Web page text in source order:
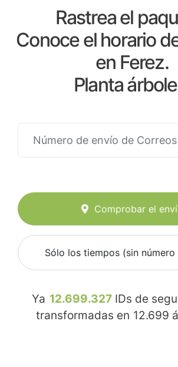
Rastrea el
Conoce el horario
en Ferez.
Planta
Comprobar el
Sólo los tiempos (sin número
Ya 12.699.327 IDs de
transformadas en 12.699